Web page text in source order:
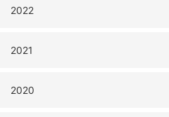
2022
2021
2020